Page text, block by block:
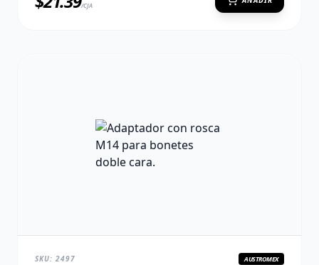
/CJA
SKU: 2497 AUSTROMEX